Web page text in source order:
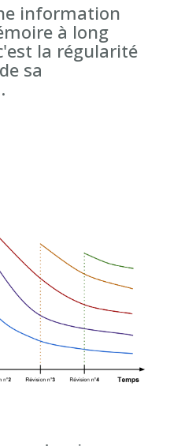
information
à long
la régularité
sa